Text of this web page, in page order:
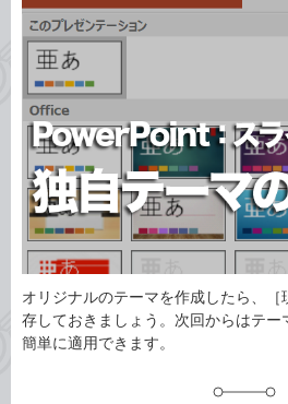
テ
ゴ
リ
タ
グ
オリジナルのテーマを作成したら、
存しておきましょう。次回からはテー
簡単に適用できます。